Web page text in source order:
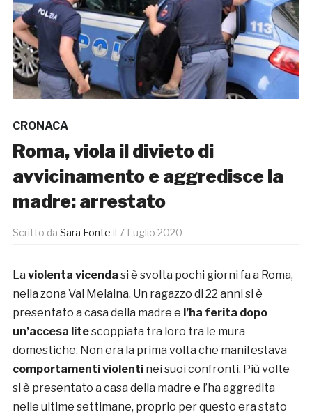
CRONACA
Roma, viola il divieto di
avvicinamento e aggredisce la
madre: arrestato
Scritto da Sara Fonte il 7 Luglio 2020
La violenta vicenda si è svolta pochi giorni fa a Roma,
nella zona Val Melaina. Un ragazzo di 22 anni si è
presentato a casa della madre e l’ha ferita dopo
un’accesa litescoppiata tra loro tra le mura
domestiche. Non era la prima volta che manifestava
comportamenti violentinei suoi confronti. Più volte
si è presentato a casa della madre e l’ha aggredita
nelle ultime settimane, proprio per questo era stato